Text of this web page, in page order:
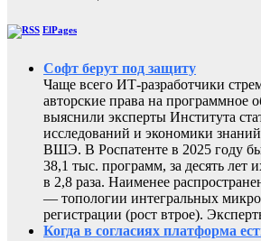
ElPages
Софт берут под защиту
Чаще всего ИТ-разработчики
авторские права на программное
выяснили эксперты Института
исследований и экономики
ВШЭ. В Роспатенте в 2025 году
38,1 тыс. программ, за десять лет
в 2,8 раза. Наименее
— топологии интегральных
регистрации (рост втрое).
Когда в согласиях платформа